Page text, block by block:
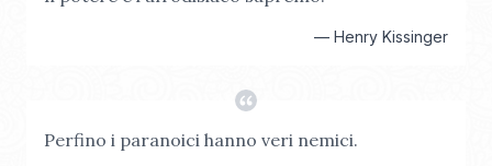
— Henry Kissinger
Perfino i paranoici hanno veri nemici.